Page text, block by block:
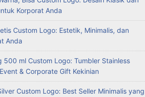
Korporat Anda
Custom Logo: Estetik, Minimalis, dan
Anda
500 ml Custom Logo: Tumbler Stainless
& Corporate Gift Kekinian
Custom Logo: Best Seller Minimalis yang